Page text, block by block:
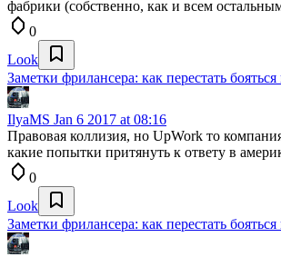
фабрики (собственно, как и всем
0
Look
Заметки фрилансера: как перестать бояться
IlyaMS Jan 6 2017 at 08:16
Правовая коллизия, но UpWork то
какие попытки притянуть к ответу в
0
Look
Заметки фрилансера: как перестать бояться